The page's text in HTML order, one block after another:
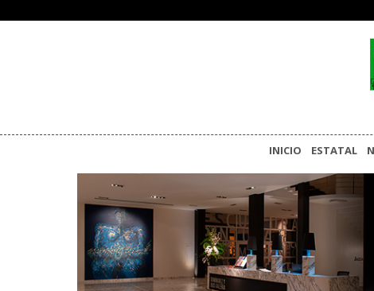
INICIO ESTATAL